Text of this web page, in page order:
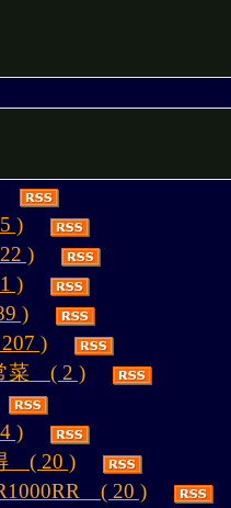
)
)
)
)
)
菜 ( 2 )
)
( 20 )
( 20 )